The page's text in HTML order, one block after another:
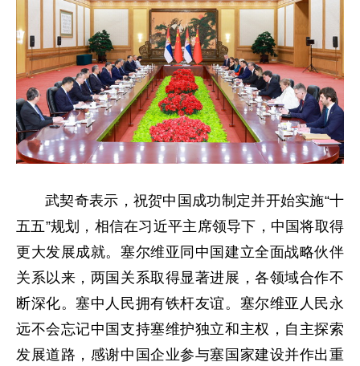
武契奇表示，祝贺中国成功制定并开始实施“十
五五”规划，相信在习近平主席领导下，中国将取得
更大发展成就。塞尔维亚同中国建立全面战略伙伴
关系以来，两国关系取得显著进展，各领域合作不
断深化。塞中人民拥有铁杆友谊。塞尔维亚人民永
远不会忘记中国支持塞维护独立和主权，自主探索
发展道路，感谢中国企业参与塞国家建设并作出重